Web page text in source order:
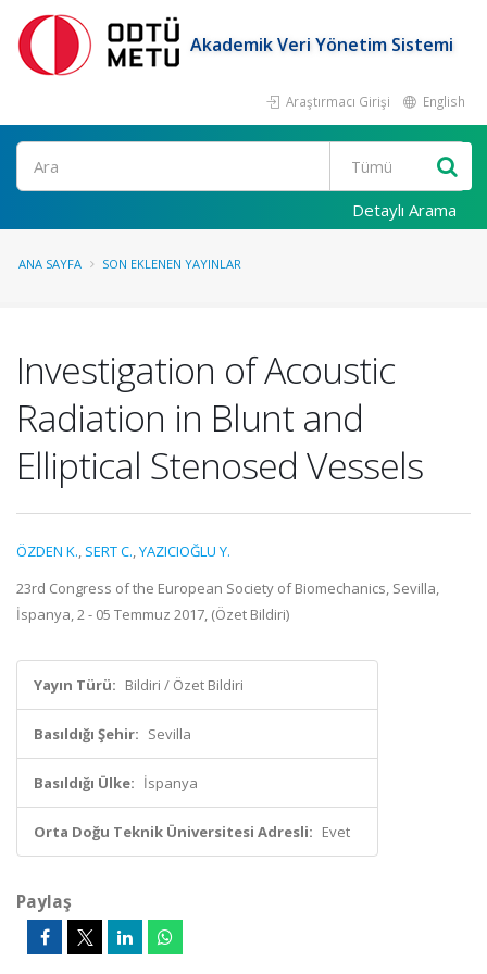
Akademik Veri Yönetim Sistemi
Araştırmacı Girişi English
Ara
Detaylı Arama
ANA SAYFA SON EKLENEN YAYINLAR
Investigation of Acoustic
Radiation in Blunt and
Elliptical Stenosed Vessels
ÖZDEN K., SERT C.,YAZICIOĞLU Y.
23rd Congress of the European Society of Biomechanics, Sevilla,
İspanya, 2 - 05 Temmuz 2017, (Özet Bildiri)
Yayın Türü: Bildiri / Özet Bildiri
Basıldığı Şehir: Sevilla
Basıldığı Ülke: İspanya
Orta Doğu Teknik Üniversitesi Adresli: Evet
Paylaş